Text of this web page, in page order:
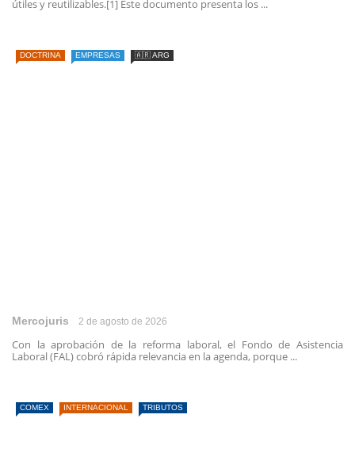
útiles y reutilizables.[1] Este documento presenta los ...
DOCTRINA EMPRESAS 🇦🇷 ARG
Mercojuris 2 de agosto de 2026
Con la aprobación de la reforma laboral, el Fondo de Asistencia
Laboral (FAL) cobró rápida relevancia en la agenda, porque ...
COMEX INTERNACIONAL TRIBUTOS